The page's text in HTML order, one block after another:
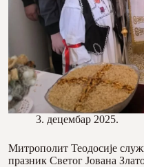
3. децембар 2025.
Митрополит Теодосије
празник Светог Јована